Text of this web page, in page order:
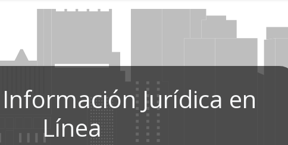
Jurídica en
Línea